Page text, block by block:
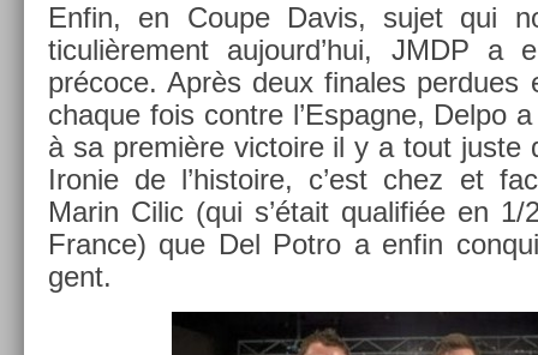
Enfin, en Coupe Davis, sujet qui
ticuliè­re­ment aujourd’hui, JMDP a
précoce. Après deux fin­ales per­dues
chaque fois con­tre l’Es­pagne, Delpo
à sa première vic­toire il y a tout juste
Ir­onie de l’his­toire, c’est chez et
Marin Cilic (qui s’était qualifiée en
Fran­ce) que Del Potro a enfin
gent.